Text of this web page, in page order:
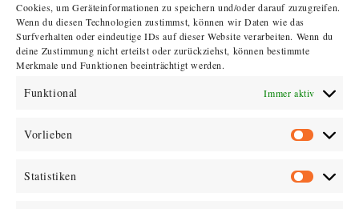
Cookies, um Geräteinformationen zu speichern und/oder darauf zuzugreifen.
Wenn du diesen Technologien zustimmst, können wir Daten wie das
Surfverhalten oder eindeutige IDs auf dieser Website verarbeiten. Wenn du
deine Zustimmung nicht erteilst oder zurückziehst, können bestimmte
Merkmale und Funktionen beeinträchtigt werden.
Funktional Immer aktiv
Vorlieben
Statistiken
WANDER&TREKKING